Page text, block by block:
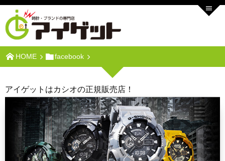
HOME facebook
アイゲットはカシオの正規販売店！